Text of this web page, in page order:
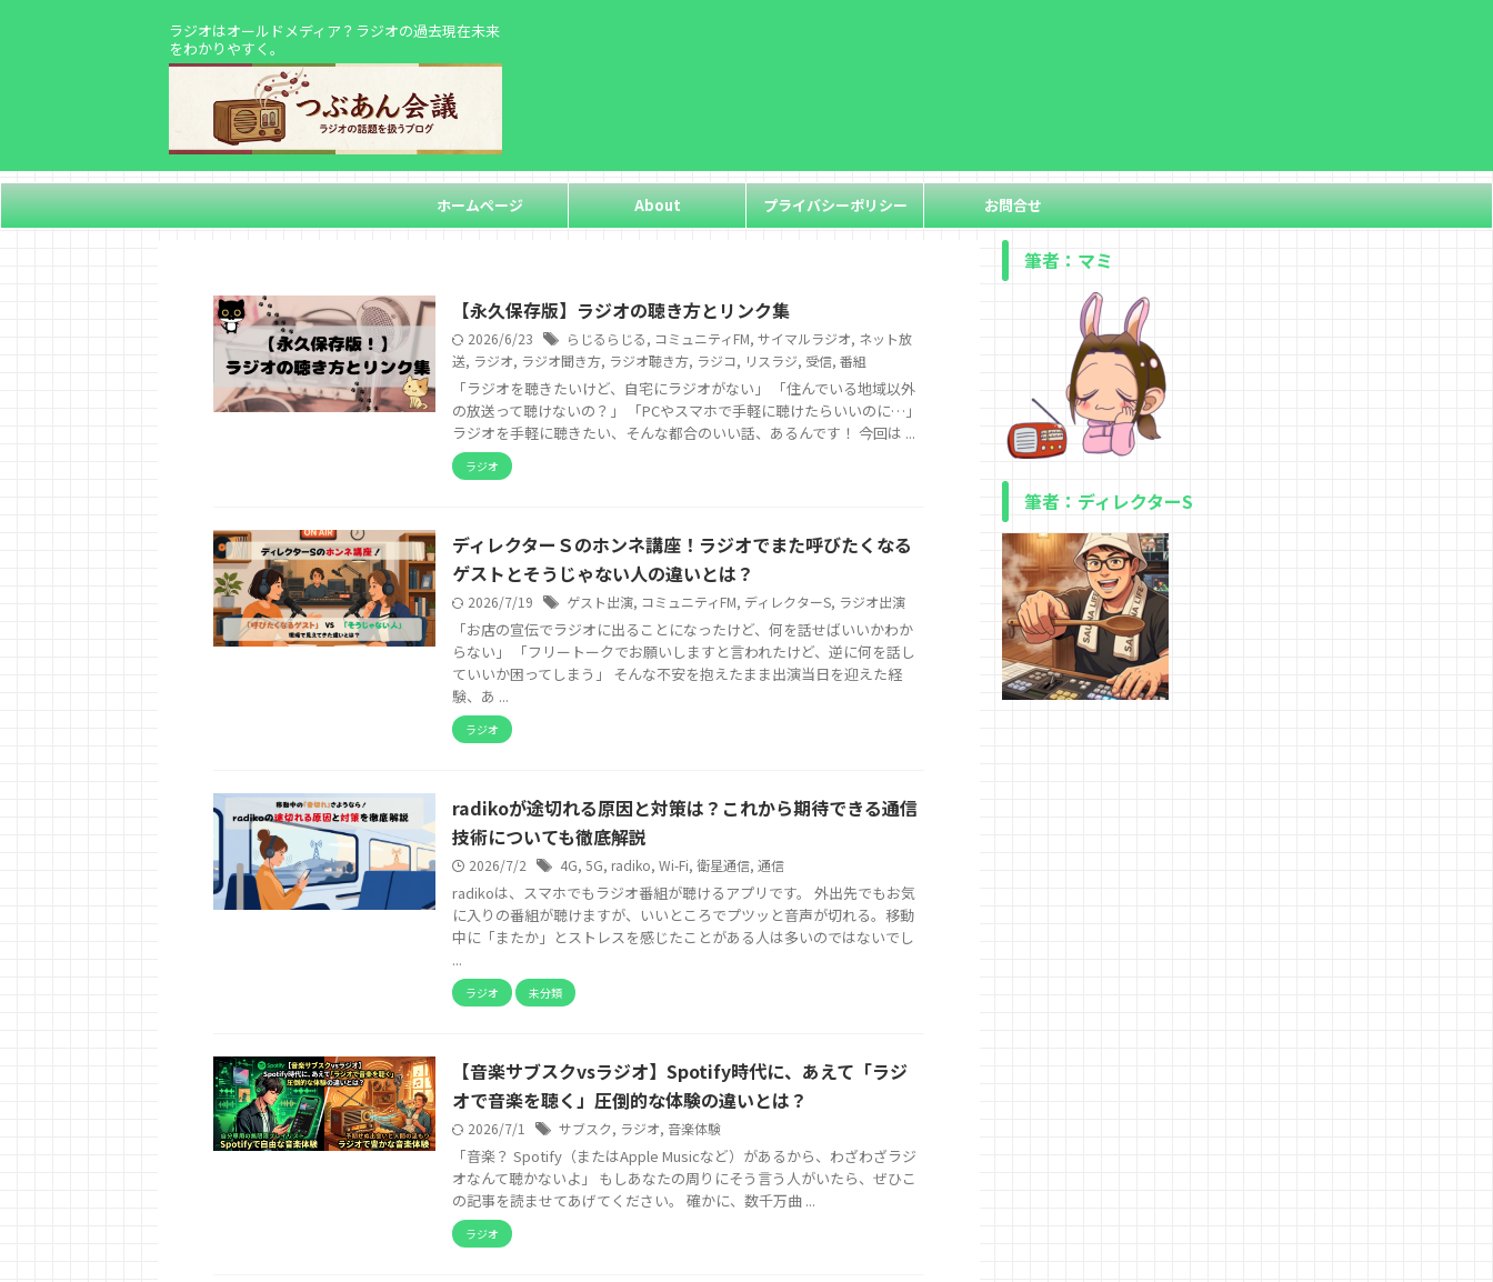
ラジオはオールドメディア？ラジオの過去現在未来
をわかりやすく。
ホームページ About プライバシーポリシー お問合せ
【永久保存版】ラジオの聴き方とリンク集
2026/6/23 らじるらじる, コミュニティFM, サイマルラジオ, ネット放
送, ラジオ, ラジオ聞き方, ラジオ聴き方, ラジコ, リスラジ, 受信, 番組
「ラジオを聴きたいけど、自宅にラジオがない」 「住んでいる地域以外
の放送って聴けないの？」 「PCやスマホで手軽に聴けたらいいのに…」
ラジオを手軽に聴きたい、そんな都合のいい話、あるんです！ 今回は ...
ラジオ
ディレクターＳのホンネ講座！ラジオでまた呼びたくなる
ゲストとそうじゃない人の違いとは？
2026/7/19 ゲスト出演, コミュニティFM, ディレクターS, ラジオ出演
「お店の宣伝でラジオに出ることになったけど、何を話せばいいかわか
らない」 「フリートークでお願いしますと言われたけど、逆に何を話し
ていいか困ってしまう」 そんな不安を抱えたまま出演当日を迎えた経
験、あ ...
ラジオ
radikoが途切れる原因と対策は？これから期待できる通信
技術についても徹底解説
2026/7/2 4G, 5G, radiko, Wi-Fi, 衛星通信, 通信
radikoは、スマホでもラジオ番組が聴けるアプリです。 外出先でもお気
に入りの番組が聴けますが、いいところでプツッと音声が切れる。移動
中に「またか」とストレスを感じたことがある人は多いのではないでし
...
ラジオ 未分類
【音楽サブスクvsラジオ】Spotify時代に、あえて「ラジ
オで音楽を聴く」圧倒的な体験の違いとは？
2026/7/1 サブスク, ラジオ, 音楽体験
「音楽？ Spotify（またはApple Musicなど）があるから、わざわざラジ
オなんて聴かないよ」 もしあなたの周りにそう言う人がいたら、ぜひこ
の記事を読ませてあげてください。 確かに、数千万曲 ...
ラジオ
筆者：マミ
筆者：ディレクターS